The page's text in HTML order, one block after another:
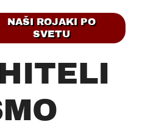
NAŠI ROJAKI PO
SVETU